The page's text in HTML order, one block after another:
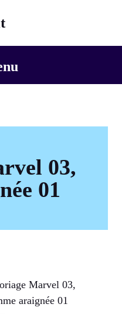
03,
01
Marvel 03,
araignée 01